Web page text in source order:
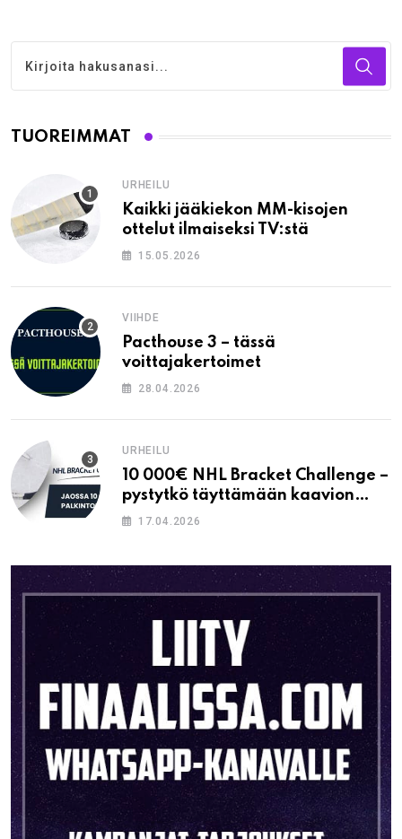
TUOREIMMAT
URHEILU
Kaikki jääkiekon MM-kisojen
ottelut ilmaiseksi TV:stä
15.05.2026
VIIHDE
Pacthouse 3 – tässä
voittajakertoimet
28.04.2026
URHEILU
10 000€ NHL Bracket Challenge –
pystytkö täyttämään kaavion
oikein?
17.04.2026